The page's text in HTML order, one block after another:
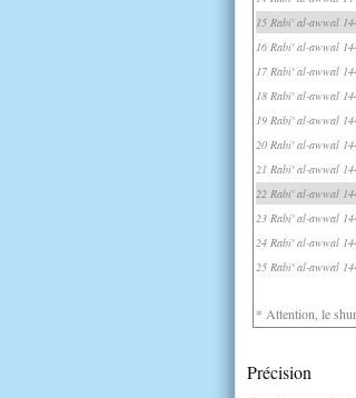
15 Rabi' al-awwal
16 Rabi' al-awwal
17 Rabi' al-awwal
18 Rabi' al-awwal
19 Rabi' al-awwal
20 Rabi' al-awwal
21 Rabi' al-awwal
22 Rabi' al-awwal
23 Rabi' al-awwal
24 Rabi' al-awwal
25 Rabi' al-awwal
* Attention, le
Précision